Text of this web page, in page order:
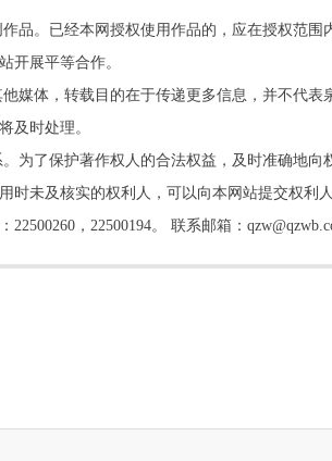
。已经本网授权使用作品的，应在授权范围
开展平等合作。
媒体，转载目的在于传递更多信息，并不代表
及时处理。
为了保护著作权人的合法权益，及时准确地向
时未及核实的权利人，可以向本网站提交权利
，22500194。 联系邮箱：